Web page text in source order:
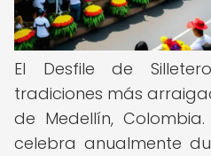
El Desfile de
tradiciones más
de Medellín,
celebra anualmente